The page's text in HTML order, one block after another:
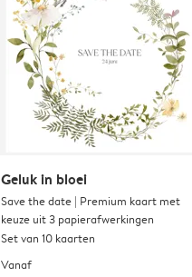
Geluk in bloei
Save the date | Premium kaart met
keuze uit 3 papierafwerkingen
Set van 10 kaarten
Vanaf